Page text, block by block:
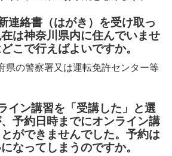
連絡書（はがき）を受け取っ
は神奈川県内に住んでいませ
こで行えばよいですか。
県の警察署又は運転免許センター等
イン講習を「受講した」と選
予約日時までにオンライン講
ができませんでした。予約は
なってしまうのですか。